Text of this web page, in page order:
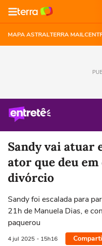
MAPA ASTRALTERRA MAIL
Sandy vai atuar
ator que deu em
divórcio
Sandy foi escalada para
21h de Manuela Dias, e
paquerou
4 jul 2025 - 15h16